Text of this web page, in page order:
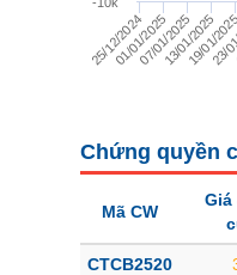
25/12/2024
01/01/2025
07/01/2025
13/01/2025
19/01/23/
Chứng quyền
Mã CW
Giá
CTCB2520
CÔNG NGHỆ
BẤT ĐỘNG SẢN
Mã chứng khoán(-)